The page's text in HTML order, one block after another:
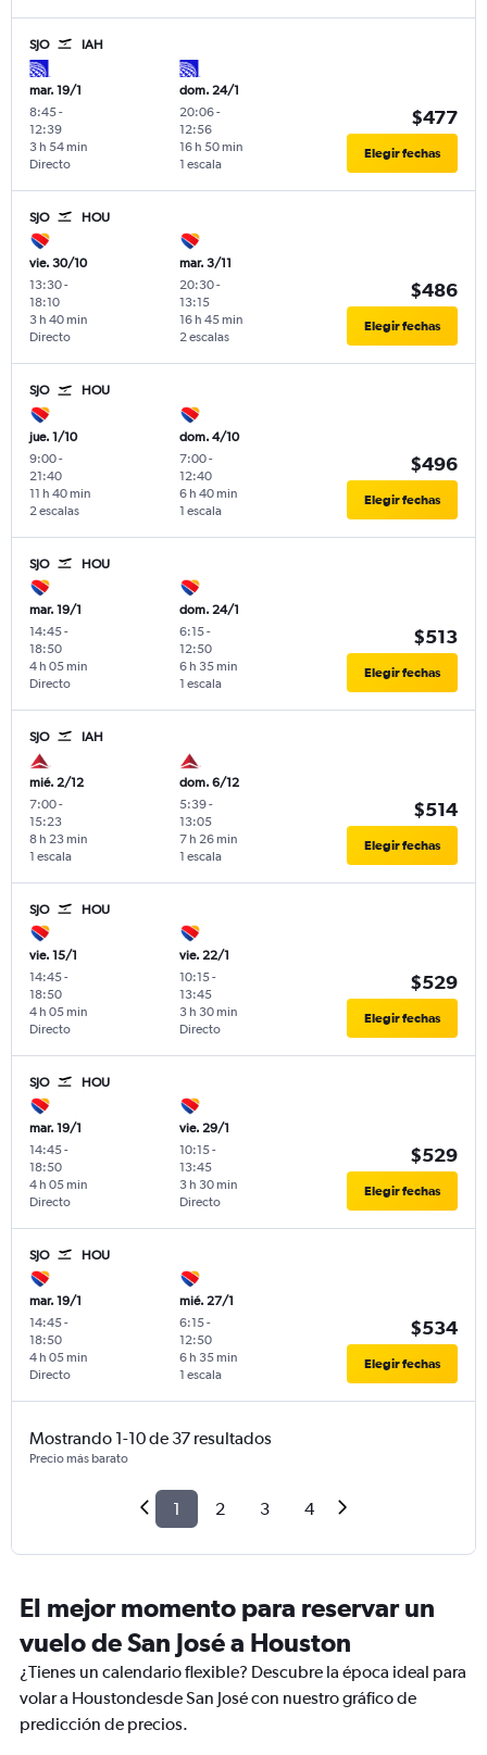
SJO IAH
mar. 19/1
8:45-
12:39
Directo
3 h 54 min
dom. 24/1
20:06-
12:56
1 escala
16 h 50 min
$477
Elegir fechas
SJO HOU
vie. 30/10
13:30-
18:10
Directo
3 h 40 min
mar. 3/11
20:30-
13:15
2 escalas
16 h 45 min
$486
Elegir fechas
SJO HOU
jue. 1/10
9:00-
21:40
2 escalas
11 h 40 min
dom. 4/10
7:00-
12:40
1 escala
6 h 40 min
$496
Elegir fechas
SJO HOU
mar. 19/1
14:45-
18:50
Directo
4 h 05 min
dom. 24/1
6:15-
12:50
1 escala
6 h 35 min
$513
Elegir fechas
SJO IAH
mié. 2/12
7:00-
15:23
1 escala
8 h 23 min
dom. 6/12
5:39-
13:05
1 escala
7 h 26 min
$514
Elegir fechas
SJO HOU
vie. 15/1
14:45-
18:50
Directo
4 h 05 min
vie. 22/1
10:15-
13:45
Directo
3 h 30 min
$529
Elegir fechas
SJO HOU
mar. 19/1
14:45-
18:50
Directo
4 h 05 min
vie. 29/1
10:15-
13:45
Directo
3 h 30 min
$529
Elegir fechas
SJO HOU
mar. 19/1
14:45-
18:50
Directo
4 h 05 min
mié. 27/1
6:15-
12:50
1 escala
6 h 35 min
$534
Elegir fechas
Mostrando 1-10 de 37 resultados
Precio más barato
1 2 3 4
El mejor momento para reservar un
vuelo de San José a Houston
¿Tienes un calendario flexible? Descubre la época ideal para
volar a Houstondesde San José con nuestro gráfico de
predicción de precios.